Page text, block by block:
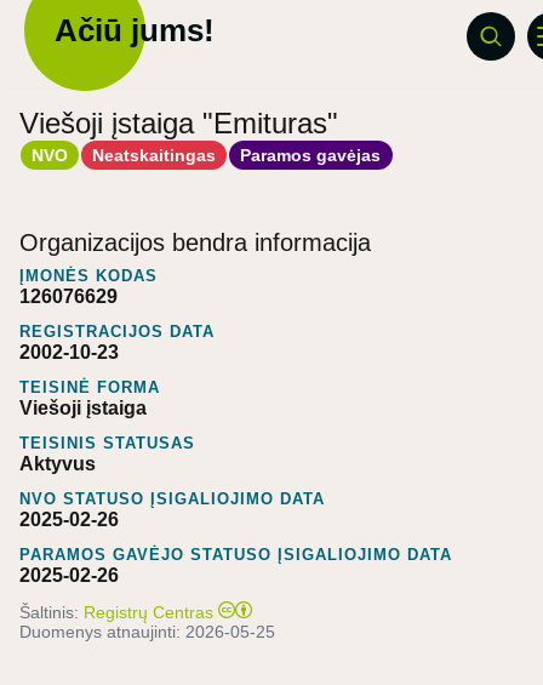
Ačiū jums!
Viešoji įstaiga "Emituras"
NVO Neatskaitingas Paramos gavėjas
Organizacijos bendra informacija
ĮMONĖS KODAS
126076629
REGISTRACIJOS DATA
2002-10-23
TEISINĖ FORMA
Viešoji įstaiga
TEISINIS STATUSAS
Aktyvus
NVO STATUSO ĮSIGALIOJIMO DATA
2025-02-26
PARAMOS GAVĖJO STATUSO ĮSIGALIOJIMO DATA
2025-02-26
Šaltinis: Registrų Centras
Duomenys atnaujinti: 2026-05-25